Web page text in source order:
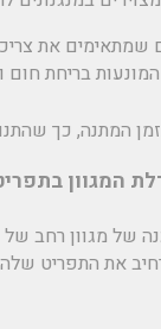
שמתאימים את
בריחת
המתנה, כך
של מגוון רחב
את התפריט